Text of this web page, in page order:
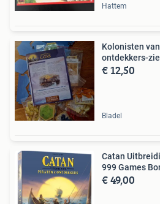
Hattem
Kolonisten
ontdekkers-
€ 12,50
Bladel
Catan
999 Games
€ 49,00